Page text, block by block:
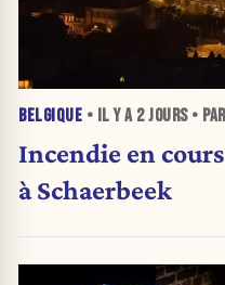
BELGIQUE • IL Y A 2 JOURS•
Incendie en
à Schaerbeek